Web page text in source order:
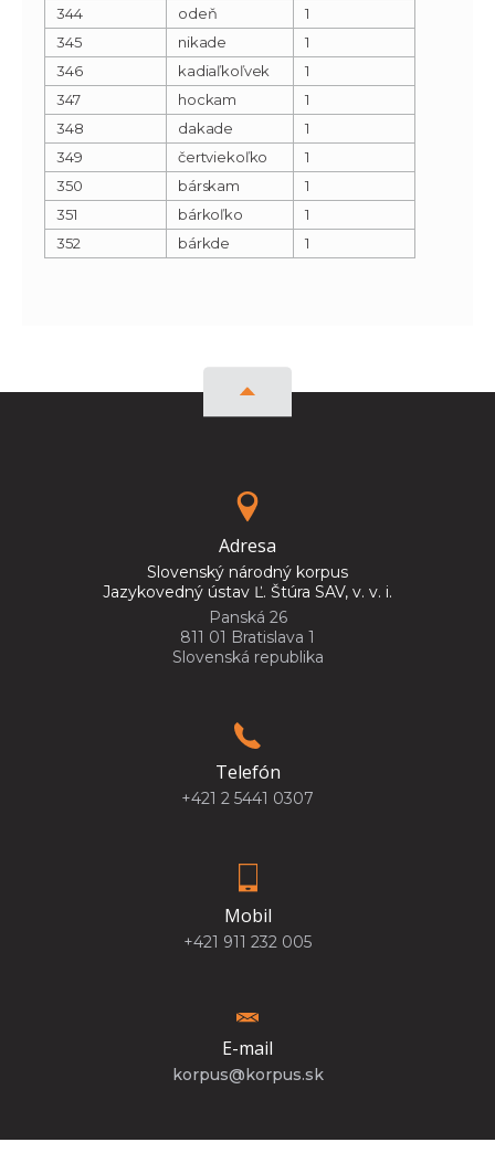
344
odeň
1
345
nikade
1
346
kadiaľkoľvek
1
347
hockam
1
348
dakade
1
349
čertviekoľko
1
350
bárskam
1
351
bárkoľko
1
352
bárkde 1
Adresa
Slovenský národný korpus
Jazykovedný ústav Ľ. Štúra SAV, v. v. i.
Panská 26
811 01 Bratislava 1
Slovenská republika
Telefón
+421 2 5441 0307
Mobil
+421 911 232 005
E-mail
korpus@korpus.sk